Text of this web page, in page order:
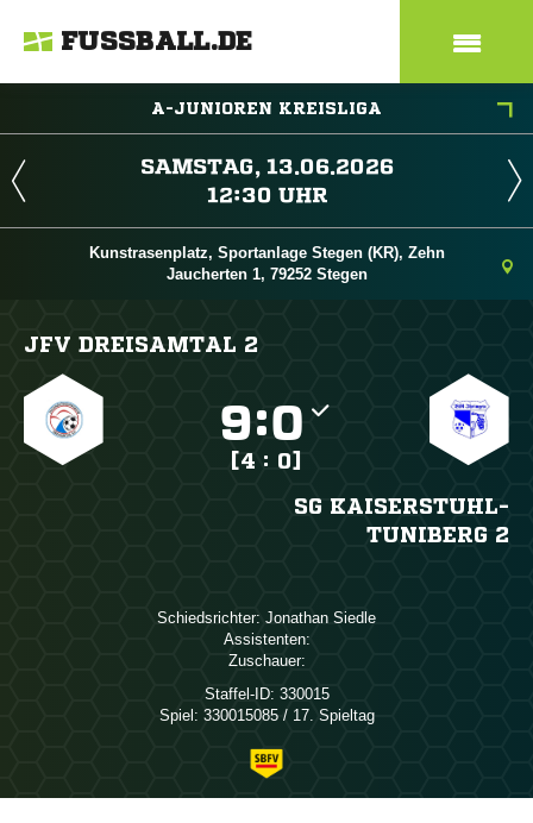
FUSSBALL.DE
A-JUNIOREN KREISLIGA
 
 
Kunstrasenplatz, Sportanlage Stegen (KR), Zehn
Jaucherten 1, 79252 Stegen
JFV DREISAMTAL 2
:
[4 : 0]
SG KAISERSTUHL-
TUNIBERG 2
Schiedsrichter:  
Assistenten:
Zuschauer:
Staffel-ID: 330015
Spiel: 330015085 / 17. Spieltag